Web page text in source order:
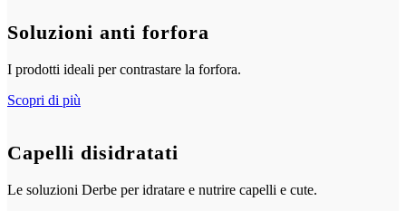
Soluzioni anti forfora
I prodotti ideali per contrastare la forfora.
Scopri di più
Capelli disidratati
Le soluzioni Derbe per idratare e nutrire capelli e cute.